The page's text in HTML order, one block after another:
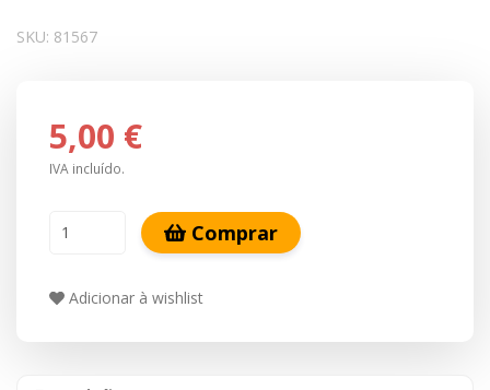
SKU: 81567
5,00 €
IVA incluído.
Comprar
Adicionar à wishlist